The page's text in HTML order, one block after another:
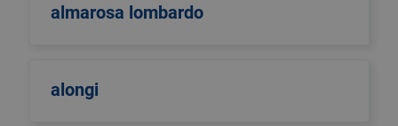
almarosa lombardo
alongi